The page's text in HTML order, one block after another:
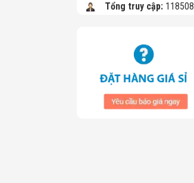
Tổng truy cập: 118508